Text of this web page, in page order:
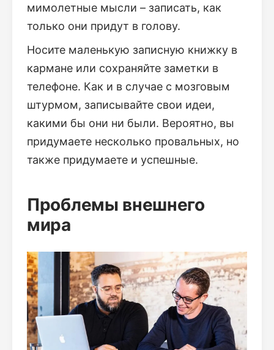
мимолетные мысли – записать, как
только они придут в голову.
Носите маленькую записную книжку в
кармане или сохраняйте заметки в
телефоне. Как и в случае с мозговым
штурмом, записывайте свои идеи,
какими бы они ни были. Вероятно, вы
придумаете несколько провальных, но
также придумаете и успешные.
Проблемы внешнего
мира